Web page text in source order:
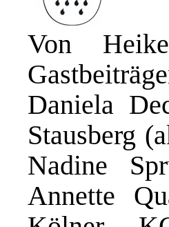
Von
Daniela
Stausberg
Nadine
Annette